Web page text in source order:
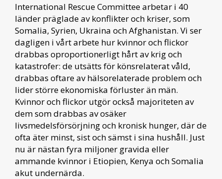
International Rescue Committee arbetar i 40
länder präglade av konflikter och kriser, som
Somalia, Syrien, Ukraina och Afghanistan. Vi ser
dagligen i vårt arbete hur kvinnor och flickor
drabbas oproportionerligt hårt av krig och
katastrofer: de utsätts för könsrelaterat våld,
drabbas oftare av hälsorelaterade problem och
lider större ekonomiska förluster än män.
Kvinnor och flickor utgör också majoriteten av
dem som drabbas av osäker
livsmedelsförsörjning och kronisk hunger, där de
ofta äter minst, sist och sämst i sina hushåll. Just
nu är nästan fyra miljoner gravida eller
ammande kvinnor i Etiopien, Kenya och Somalia
akut undernärda.